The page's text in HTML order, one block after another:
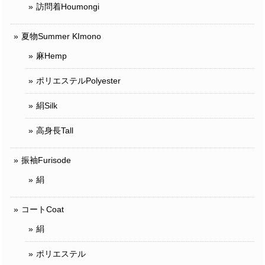
訪問着Houmongi
夏物Summer KImono
麻Hemp
ポリエステルPolyester
絹Silk
高身長Tall
振袖Furisode
絹
コートCoat
絹
ポリエステル